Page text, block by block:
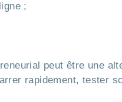
;
peut être une
rapidement, tester